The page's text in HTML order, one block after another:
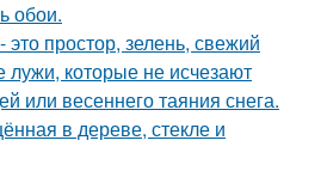
обои.
простор, зелень, свежий
которые не исчезают
или весеннего таяния снега.
в дереве, стекле и